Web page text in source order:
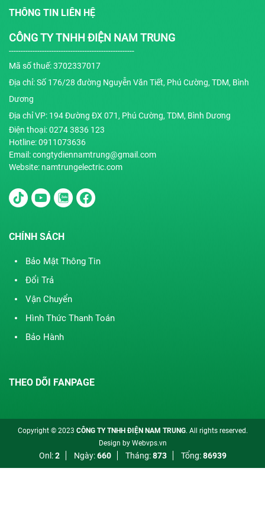
THÔNG TIN LIÊN HỆ
CÔNG TY TNHH ĐIỆN NAM TRUNG
-----------------------------------------------------
Mã số thuế: 3702337017
Địa chỉ: Số 176/28 đường Nguyễn Văn Tiết, Phú Cường, TDM, Bình
Dương
Địa chỉ VP: 194 Đường ĐX 071, Phú Cường, TDM, Bình Dương
Điện thoại: 0274 3836 123
Hotline: 0911073636
Email: congtydiennamtrung@gmail.com
Website: namtrungelectric.com
CHÍNH SÁCH
Bảo Mật Thông Tin
Đổi Trả
Vận Chuyển
Hình Thức Thanh Toán
Bảo Hành
THEO DÕI FANPAGE
Copyright © 2023 CÔNG TY TNHH ĐIỆN NAM TRUNG. All rights reserved.
Design by Webvps.vn
Onl:2 Ngày:660 Tháng:873 Tổng:86939